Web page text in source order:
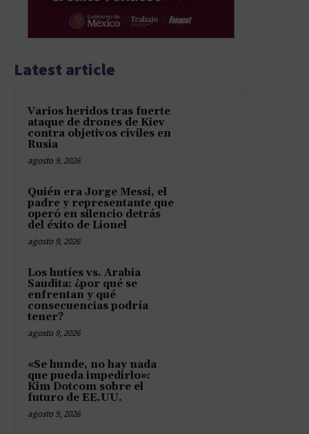
Latest article
Varios heridos tras fuerte
ataque de drones de Kiev
contra objetivos civiles en
Rusia
agosto 9, 2026
Quién era Jorge Messi, el
padre y representante que
operó en silencio detrás
del éxito de Lionel
agosto 9, 2026
Los hutíes vs. Arabia
Saudita: ¿por qué se
enfrentan y qué
consecuencias podría
tener?
agosto 9, 2026
«Se hunde, no hay nada
que pueda impedirlo»:
Kim Dotcom sobre el
futuro de EE.UU.
agosto 9, 2026